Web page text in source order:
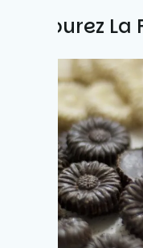
Savourez